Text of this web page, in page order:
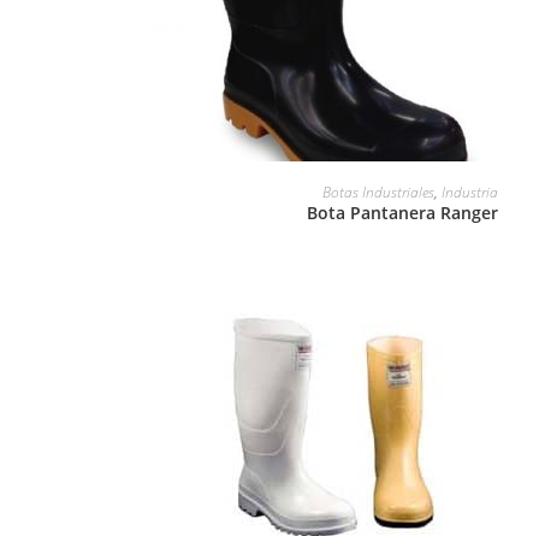
Botas Industriales,Industria
Bota Pantanera Ranger